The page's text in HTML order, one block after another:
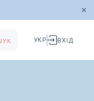
УКР ВХІД